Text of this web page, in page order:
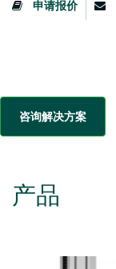
申请报价
咨询解决方案
产品